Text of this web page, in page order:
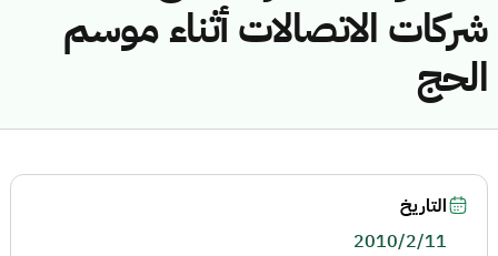
شركات الاتصالات أثناء موسم
الحج
التاريخ
2010/2/11